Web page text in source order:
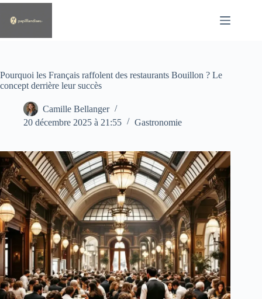
Passer
contenu
Pourquoi les Français raffolent des restaurants Bouillon ? Le
concept derrière leur succès
Camille Bellanger
20 décembre 2025 à 21:55
Gastronomie